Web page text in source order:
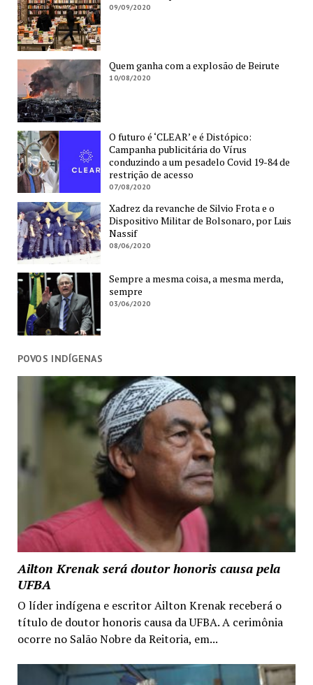
09/09/2020
Quem ganha com a explosão de Beirute
10/08/2020
O futuro é ‘CLEAR’ e é Distópico:
Campanha publicitária do Vírus
conduzindo a um pesadelo Covid 19-84 de
restrição de acesso
07/08/2020
Xadrez da revanche de Silvio Frota e o
Dispositivo Militar de Bolsonaro, por Luis
Nassif
08/06/2020
Sempre a mesma coisa, a mesma merda,
sempre
03/06/2020
POVOS INDÍGENAS
Ailton Krenak será doutor honoris causa pela
UFBA
O líder indígena e escritor Ailton Krenak receberá o
título de doutor honoris causa da UFBA. A cerimônia
ocorre no Salão Nobre da Reitoria, em...